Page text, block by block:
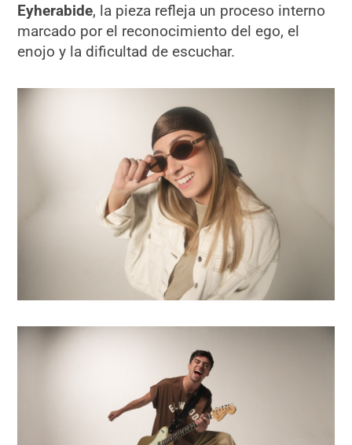
Eyherabide, la pieza refleja un proceso interno
marcado por el reconocimiento del ego, el
enojo y la dificultad de escuchar.